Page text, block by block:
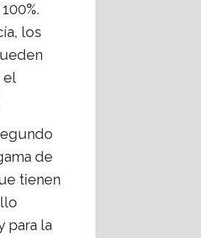
los
el
de
tienen
para la